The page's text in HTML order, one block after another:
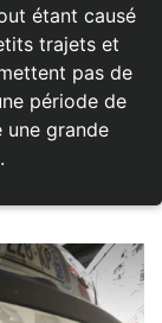
étant causé
trajets et
pas de
période de
une grande